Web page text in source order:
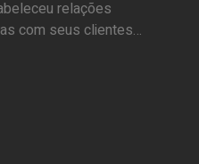
relações
com seus clientes…